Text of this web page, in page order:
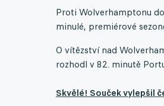
Proti Wolverhamptonu
minulé, premiérové
O vítězství nad
rozhodl v 82. minutě
Skvělé! Souček vylepšil